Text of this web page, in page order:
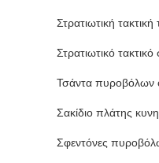
Στρατιωτική τακτική
Στρατιωτικό
Τσάντα πυροβόλων
Σακίδιο πλάτης
Σφεντόνες